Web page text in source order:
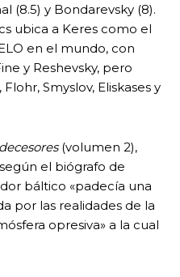
(8.5) y Bondarevsky (8).
ubica a Keres como el
en el mundo, con
y Reshevsky, pero
Smyslov, Eliskases y
(volumen 2),
el biógrafo de
báltico «padecía una
por las realidades de la
opresiva» a la cual